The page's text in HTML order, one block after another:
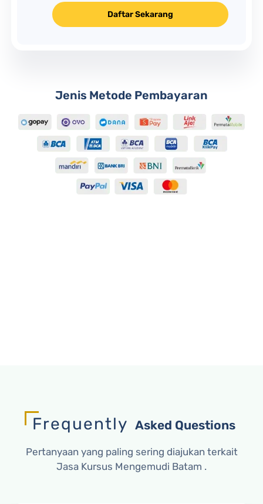
Daftar Sekarang
Jenis Metode Pembayaran
Frequently Asked Questions
Pertanyaan yang paling sering diajukan terkait
Jasa Kursus Mengemudi Batam .